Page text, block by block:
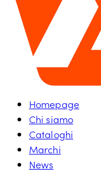
Homepage
Chi siamo
Cataloghi
Marchi
News